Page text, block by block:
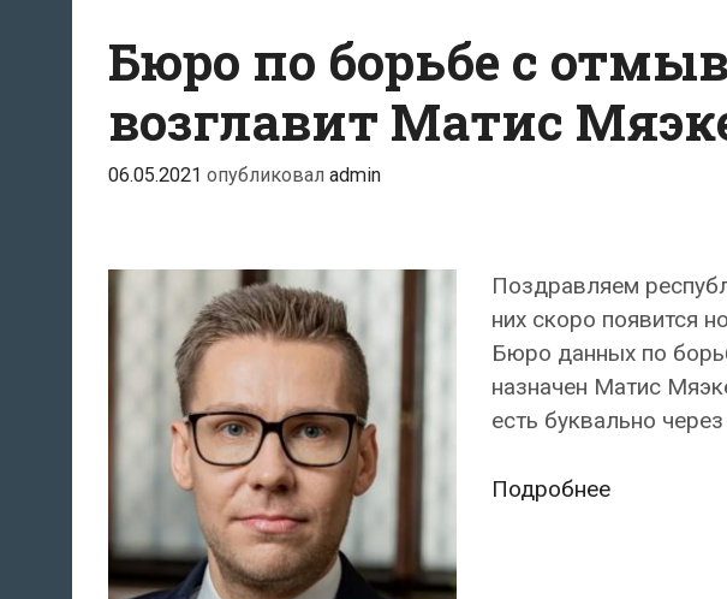
Бюро по борьбе с
возглавит Матис
06.05.2021 опубликовал admin
Поздравляем
них скоро появится
Бюро данных по
назначен Матис
есть буквально
ПодробнееБюро